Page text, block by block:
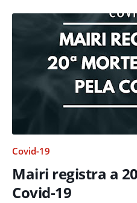
Covid-19
Mairi registra a
Covid-19